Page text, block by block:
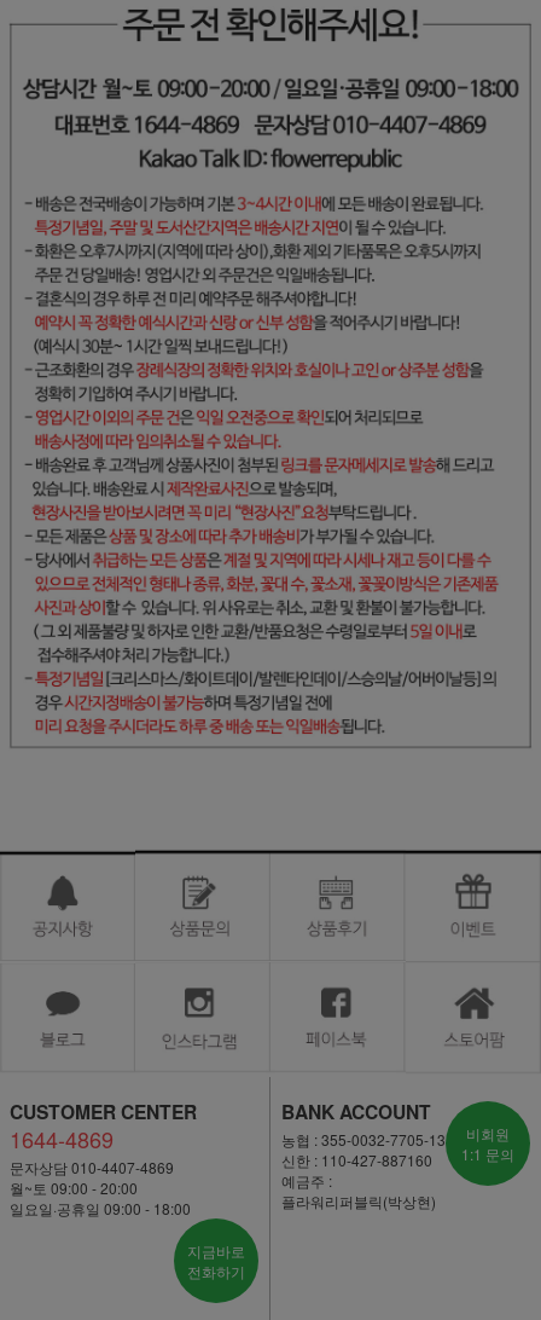
CUSTOMER CENTER
1644-4869
문자상담 010-4407-4869
월~토 09:00 - 20:00
일요일·공휴일 09:00 - 18:00
지금바로
전화하기
BANK ACCOUNT
농협 : 355-0032-7705-13
신한 : 110-427-887160
예금주 :
플라워리퍼블릭(박상현)
비회원
1:1 문의